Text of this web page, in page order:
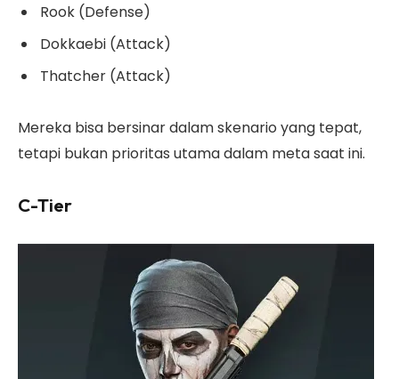
Rook (Defense)
Dokkaebi (Attack)
Thatcher (Attack)
Mereka bisa bersinar dalam skenario yang tepat,
tetapi bukan prioritas utama dalam meta saat ini.
C-Tier